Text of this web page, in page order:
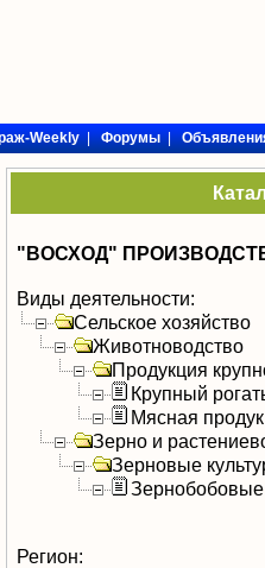
Weekly|Форумы|
"ВОСХОД"
Виды деятельности:
Сельское хозяйство
Животноводство
Продукция
Крупный
Мясная
Зерно и
Зерновые
Зернобобовые
Регион: